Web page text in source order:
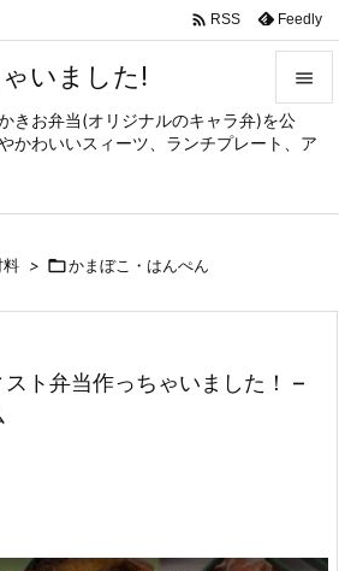
いました!
きお弁当(オリジナルのキャラ弁)を公
かわいいスィーツ、ランチプレート、ア


メニュ
サイド


 RSS Feedly
料 > かまぼこ・はんぺん
ト弁当作っちゃいました！ –